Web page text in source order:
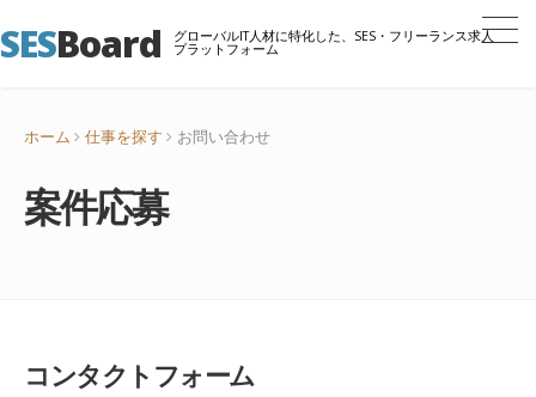
SESBoard グローバルIT人材に特化した、SES・フリーランス求人
プラットフォーム
ホーム 仕事を探す お問い合わせ
案件応募
コンタクトフォーム